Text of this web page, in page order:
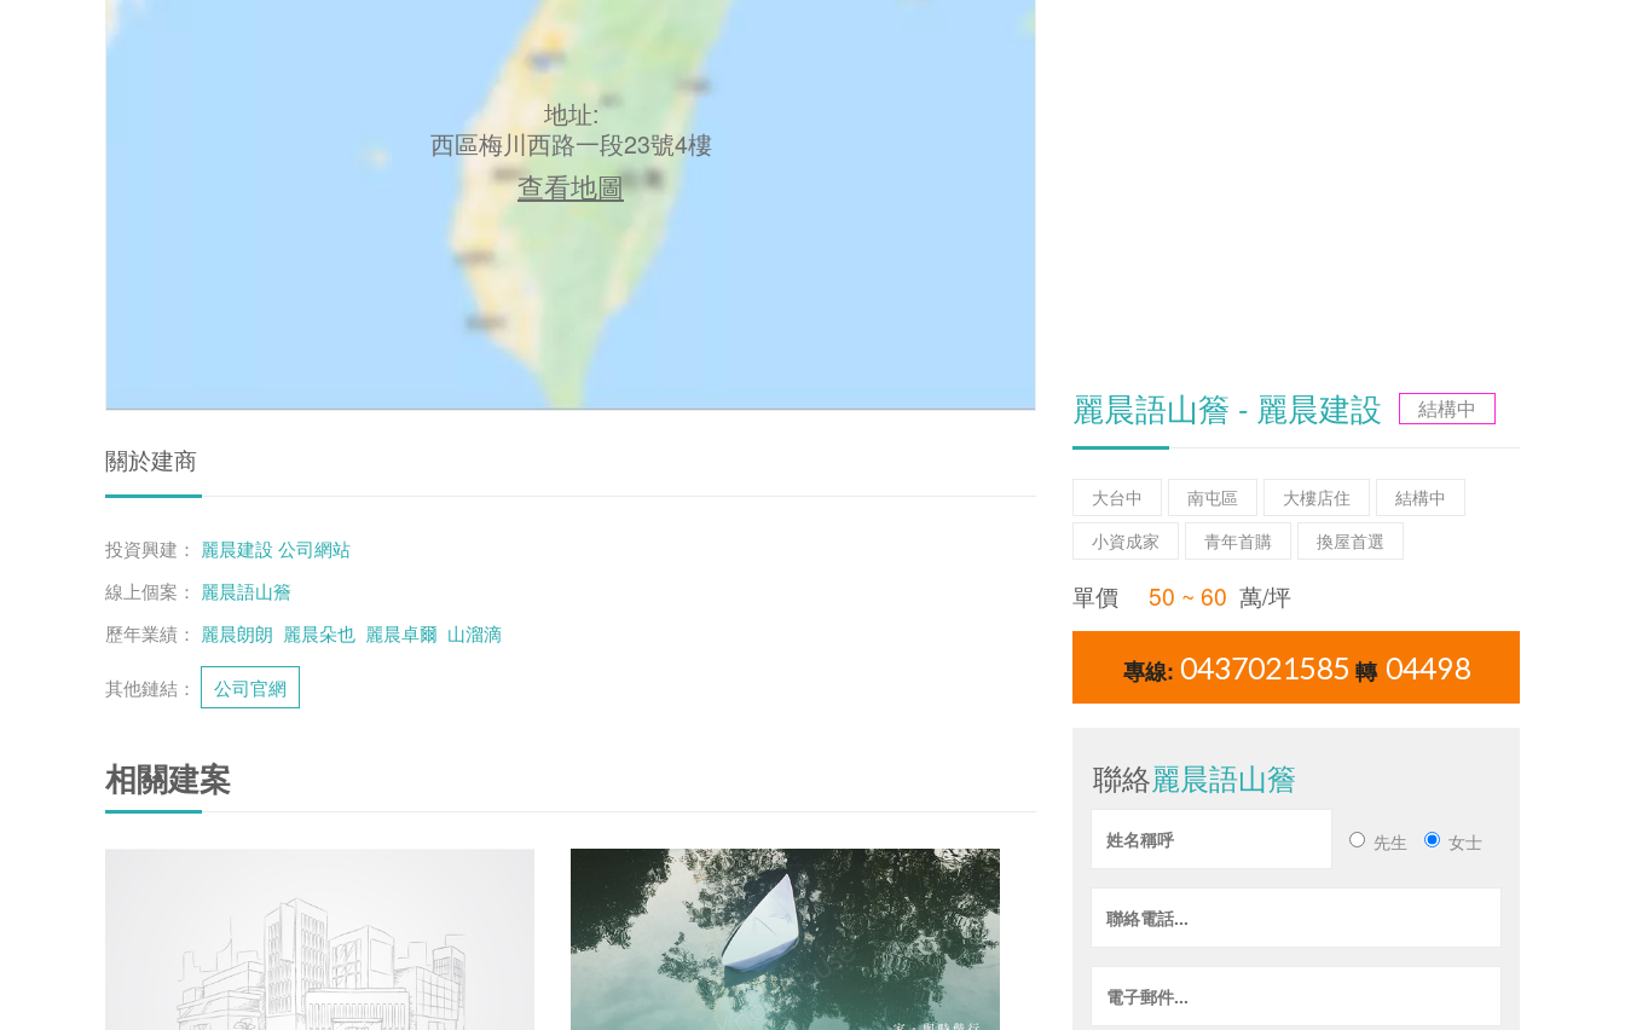
地址:
西區梅川西路一段23號4樓
查看地圖
關於建商
投資興建： 麗晨建設 公司網站
線上個案： 麗晨語山簷
歷年業績： 麗晨朗朗 麗晨朵也 麗晨卓爾 山溜滴
其他鏈結： 公司官網
相關建案
麗晨語山簷 - 麗晨建設 結構中
大台中 南屯區 大樓店住
結構中
小資成家
青年首購 換屋首選
單價 50 ~ 60 萬/坪
專線: 0437021585 轉 04498
聯絡麗晨語山簷
先生 女士